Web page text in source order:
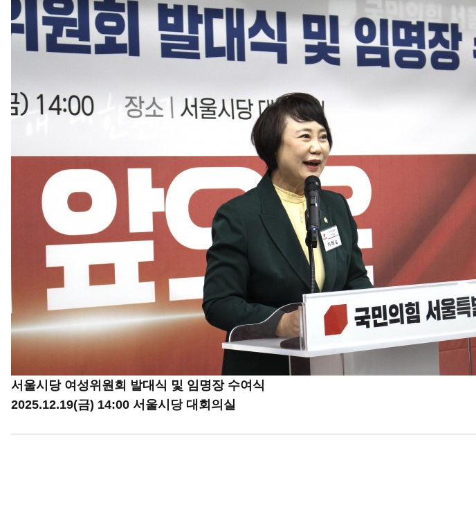
서울시당 여성위원회 발대식 및 임명장 수여식
2025.12.19(금) 14:00 서울시당 대회의실